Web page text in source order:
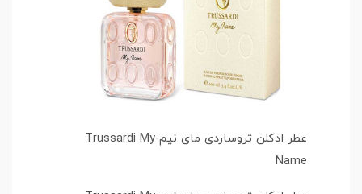
عطر ادکلن تروساردی مای نیم-Trussardi My
Name